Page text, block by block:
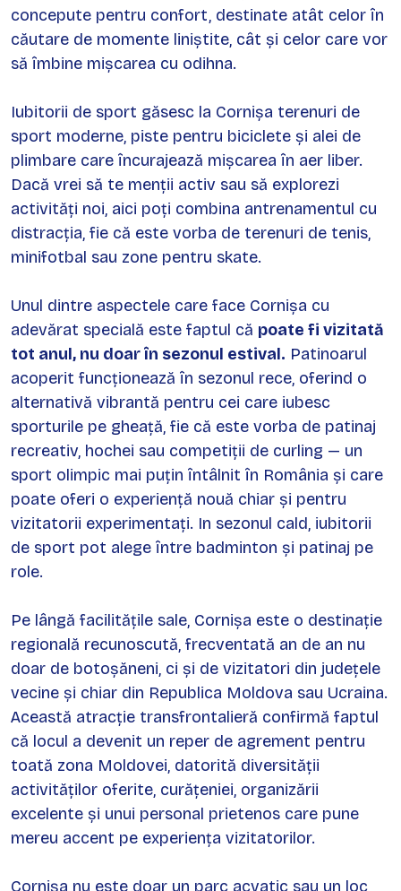
concepute pentru confort, destinate atât celor în
căutare de momente liniștite, cât și celor care vor
să îmbine mișcarea cu odihna.
Iubitorii de sport găsesc la Cornișa terenuri de
sport moderne, piste pentru biciclete și alei de
plimbare care încurajează mișcarea în aer liber.
Dacă vrei să te menții activ sau să explorezi
activități noi, aici poți combina antrenamentul cu
distracția, fie că este vorba de terenuri de tenis,
minifotbal sau zone pentru skate.
Unul dintre aspectele care face Cornișa cu
adevărat specială este faptul că poate fi vizitată
tot anul, nu doar în sezonul estival. Patinoarul
acoperit funcționează în sezonul rece, oferind o
alternativă vibrantă pentru cei care iubesc
sporturile pe gheață, fie că este vorba de patinaj
recreativ, hochei sau competiții de curling — un
sport olimpic mai puțin întâlnit în România și care
poate oferi o experiență nouă chiar și pentru
vizitatorii experimentați. In sezonul cald, iubitorii
de sport pot alege între badminton şi patinaj pe
role.
Pe lângă facilitățile sale, Cornișa este o destinație
regională recunoscută, frecventată an de an nu
doar de botoșăneni, ci și de vizitatori din județele
vecine și chiar din Republica Moldova sau Ucraina.
Această atracție transfrontalieră confirmă faptul
că locul a devenit un reper de agrement pentru
toată zona Moldovei, datorită diversității
activităților oferite, curățeniei, organizării
excelente și unui personal prietenos care pune
mereu accent pe experiența vizitatorilor.
Cornișa nu este doar un parc acvatic sau un loc